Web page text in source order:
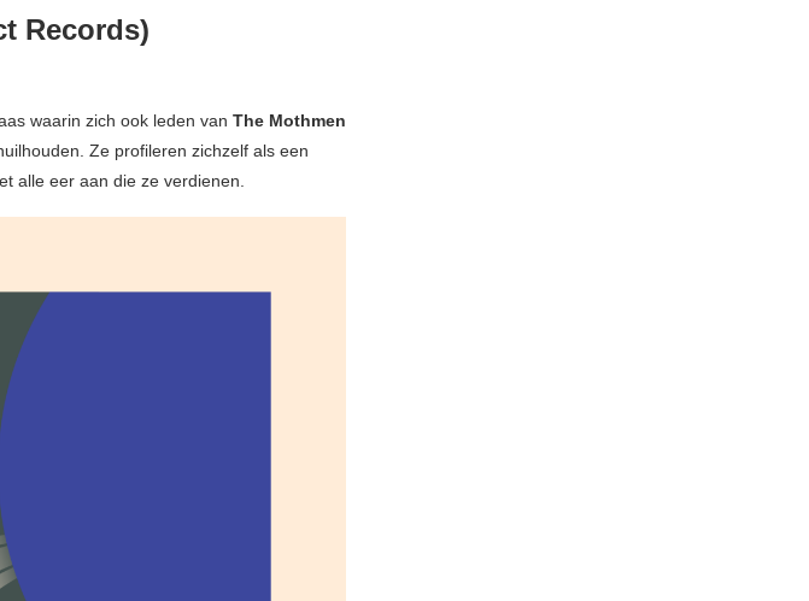
Records)
waarin zich ook leden van The Mothmen
Ze profileren zichzelf als een
alle eer aan die ze verdienen.